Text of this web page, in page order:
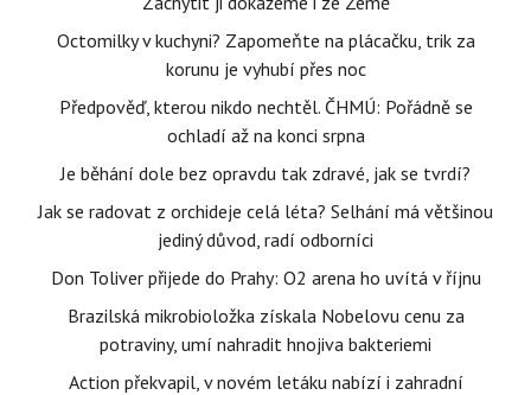
Octomilky v kuchyni? Zapomeňte na plácačku, trik za
korunu je vyhubí přes noc
Předpověď, kterou nikdo nechtěl. ČHMÚ: Pořádně se
ochladí až na konci srpna
Je běhání dole bez opravdu tak zdravé, jak se tvrdí?
Jak se radovat z orchideje celá léta? Selhání má většinou
jediný důvod, radí odborníci
Don Toliver přijede do Prahy: O2 arena ho uvítá v říjnu
Brazilská mikrobioložka získala Nobelovu cenu za
potraviny, umí nahradit hnojiva bakteriemi
Action překvapil, v novém letáku nabízí i zahradní